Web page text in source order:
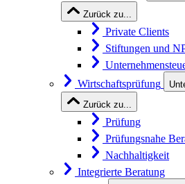
Zurück zu...
Private Clients
Stiftungen und
Wirtschaftsprüfung
Zurück zu...
Prüfung
Prüfungsnahe
Nachhaltigkeit
Integrierte Beratung